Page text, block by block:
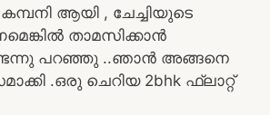
ആയി , ചേച്ചിയുടെ
താമസിക്കാൻ
പറഞ്ഞു ..ഞാൻ അങ്ങനെ
.ഒരു ചെറിയ 2bhk ഫ്ലാറ്റ്